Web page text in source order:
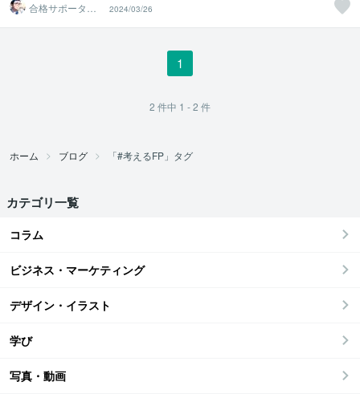
合格サポータ
ー 佐々英流
（ササエル）
2024/03/26
1
2 件中 1 - 2 件
ホーム ブログ 「#考えるFP」タグ
カテゴリ一覧
コラム
ビジネス・マーケティング
デザイン・イラスト
学び
写真・動画